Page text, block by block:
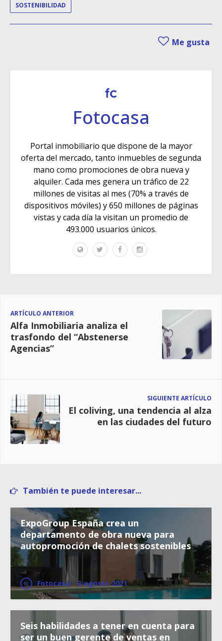
SOSTENIBILIDAD
Me gusta
Fotocasa
Portal inmobiliario que dispone de la mayor
oferta del mercado, tanto inmuebles de segunda
mano como promociones de obra nueva y
alquiler. Cada mes genera un tráfico de 22
millones de visitas al mes (70% a través de
dispositivos móviles) y 650 millones de páginas
vistas y cada día la visitan un promedio de
493.000 usuarios únicos.
ARTÍCULO ANTERIOR
Alfa Inmobiliaria analiza el
trasfondo del “Abstenerse
Agencias”
SIGUIENTE ARTÍCULO
El coliving, una tendencia al alza
en las ciudades del futuro
También te puede interesar...
ExpoGroup España crea un
departamento de obra nueva para
autopromoción de chalets sostenibles
Fotocasa · 3 agosto 2021
Seis habilidades a tener en cuenta para
ser un buen gerente de ventas en